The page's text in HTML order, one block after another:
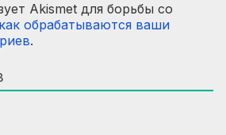
Akismet для борьбы со
обрабатываются ваши
.